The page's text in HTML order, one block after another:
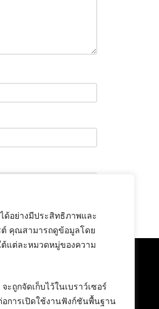
ด้อย่างมีประสิทธิภาพและ
ต์ คุณสามารถดูข้อมูลโดย
ต้แต่ละหมวดหมู่ของความ
จะถูกจัดเก็บไว้ในเบราว์เซอร์
การเปิดใช้งานฟังก์ชันพื้นฐาน